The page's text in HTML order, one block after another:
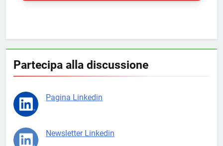
Partecipa alla discussione
Pagina Linkedin
Newsletter Linkedin